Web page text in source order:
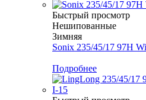
Быстрый просмотр
Нешипованные
Зимняя
Sonix 235/45/17 97H
Подробнее